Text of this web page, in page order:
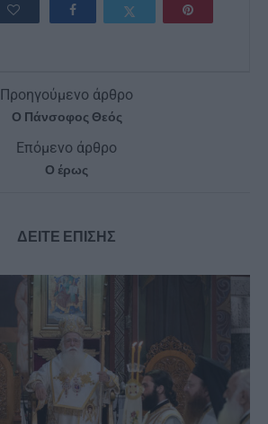
Προηγούμενο άρθρο
Ο Πάνσοφος Θεός
Επόμενο άρθρο
Ο έρως
ΔΕΙΤΕ ΕΠΙΣΗΣ